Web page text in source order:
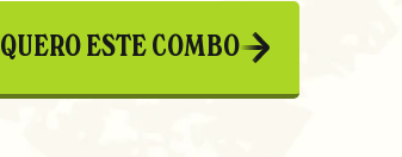
QUERO ESTE COMBO